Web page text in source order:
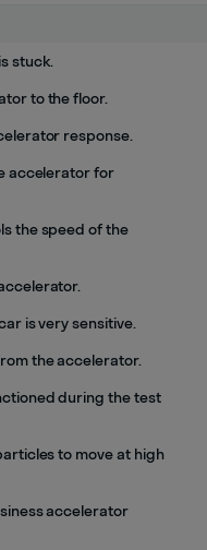
stuck.
to the floor.
response.
accelerator for
the speed of the
is very sensitive.
the accelerator.
during the test
to move at high
accelerator